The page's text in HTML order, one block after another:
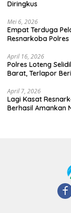
Diringkus
Mei 6, 2026
Empat Terduga
Resnarkoba Polres
April 16, 2026
Polres Loteng
Barat, Terlapor
April 7, 2026
Lagi Kasat
Berhasil Amankan